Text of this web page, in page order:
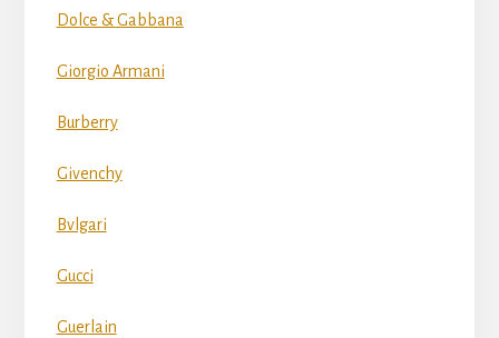
Dolce & Gabbana
Giorgio Armani
Burberry
Givenchy
Bvlgari
Gucci
Guerlain